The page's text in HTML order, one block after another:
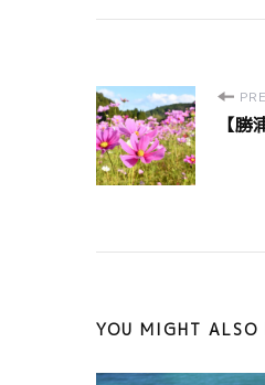
P
o
t
N
【
YOU MIGHT ALSO